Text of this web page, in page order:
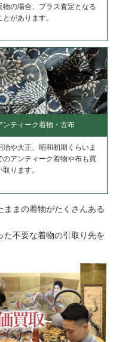
物の場合、プラス査定となる
とがあります。
ンティーク着物・古布
治や大正、昭和初期くらいま
のアンティーク着物や布も買
取ります。
まの着物がたくさんある
た不要な着物の引取り先を